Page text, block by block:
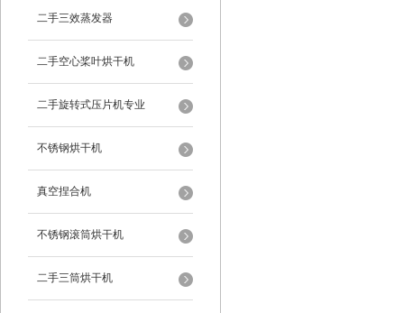
二手三效蒸发器
二手空心桨叶烘干机
二手旋转式压片机专业
不锈钢烘干机
真空捏合机
不锈钢滚筒烘干机
二手三筒烘干机